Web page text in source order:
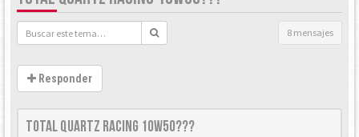
8 mensajes
Responder
TOTAL Quartz racing 10W50???